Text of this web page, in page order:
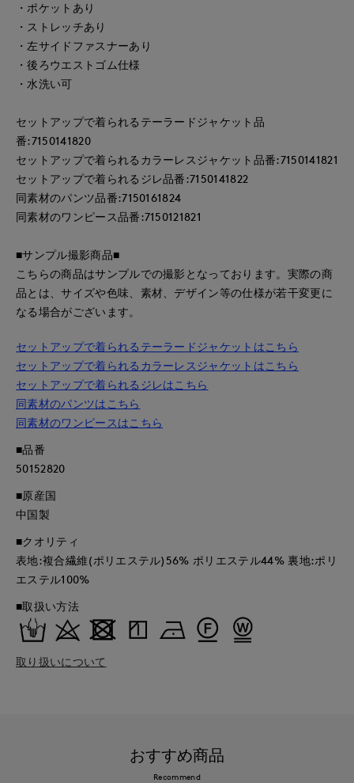
・ポケットあり
・ストレッチあり
・左サイドファスナーあり
・後ろウエストゴム仕様
・水洗い可
セットアップで着られるテーラードジャケット品
番:7150141820
セットアップで着られるカラーレスジャケット品番:7150141821
セットアップで着られるジレ品番:7150141822
同素材のパンツ品番:7150161824
同素材のワンピース品番:7150121821
■サンプル撮影商品■
こちらの商品はサンプルでの撮影となっております。実際の商
品とは、サイズや色味、素材、デザイン等の仕様が若干変更に
なる場合がございます。
セットアップで着られるテーラードジャケットはこちら
セットアップで着られるカラーレスジャケットはこちら
セットアップで着られるジレはこちら
同素材のパンツはこちら
同素材のワンピースはこちら
■品番
50152820
■原産国
中国製
■クオリティ
表地:複合繊維(ポリエステル)56% ポリエステル44% 裏地:ポリ
エステル100%
■取扱い方法
取り扱いについて
おすすめ商品
Recommend